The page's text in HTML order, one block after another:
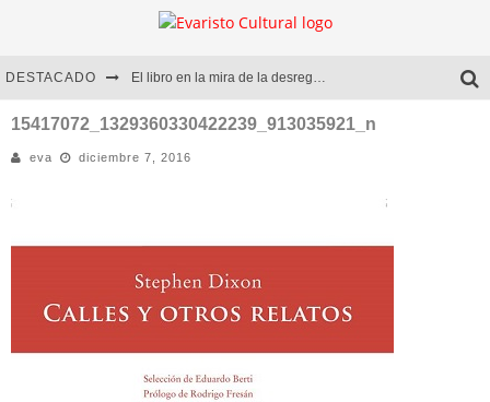
DESTACADO El libro en la mira de la desregulación
Marcelo Rubio | El llovedor
Diego Meret | Hotel Acapulco
15417072_1329360330422239_913035921_n
eva diciembre 7, 2016